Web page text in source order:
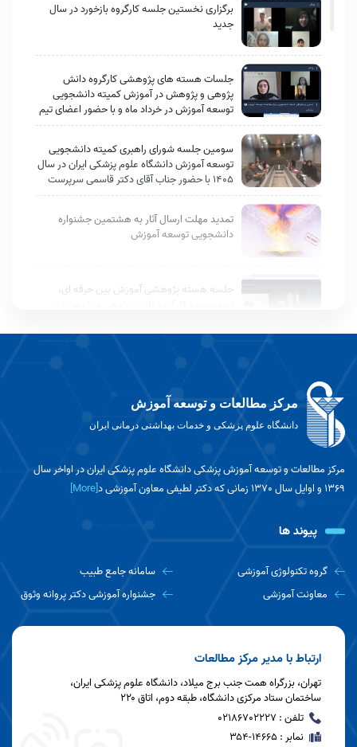
برگزاری نخستین جلسه کارگروه بازخورد در سال
جدید
جلسات هسته های پژوهشی کارگروه دانش
پژوهی و پژوهش در آموزش کمیته دانشجویی
توسعه آموزش در خرداد ماه و با حضور اعضای تیم
پژوهش و سرکار خانم دکتر زارعی (مسئول واحد
شد.
سومین جلسه شورای راهبری کمیته دانشجویی
توسعه آموزش دانشگاه علوم پزشکی ایران در سال
۱۴۰۵ با حضور جناب آقای دکتر قاسمی سرپرست
تمدید مهلت ارسال آثار به هشتمین جشنواره
دانشجویی توسعه آموزش
جلسه هسته پژوهشی آموزش بین حرفه ای،
شد
«جلسه شورای راهبری کمیته دانشجویی توسعه
جلسه معاون محترم آموزشی با اعضای مرکز
اولین جلسه هماهنگی دفاتر توسعه آموزش
توسعه آموزش دانشگاه برگزار شد
جلسه روز استاد در مرکز مطالعات و توسعه
آموزش دانشگاه برگزار شد.
مرکز مطالعات و توسعه آموزش
دانشگاه علوم پزشکی و خدمات بهداشتی درمانی ایران
مرکز مطالعات و توسعه آموزش پزشکی دانشگاه علوم پزشکی ایران در اواخر سال
1369 و اوایل سال 1370 زمانی که دکتر لطیفی معاون آموزشی د
[More]
پیوند ها
گروه تکنولوژی آموزشی
سامانه جامع طبیب
معاونت آموزشی
جشنواره آموزشی دکتر پروانه وثوق
ارتباط با مدیر مرکز مطالعات
تهران، بزرگراه همت جنب برج میلاد، دانشگاه علوم پزشکی ایران،
ساختمان ستاد مرکزی دانشگاه، طبقه دوم، اتاق ۲۲۰
تلفن : 02186702227
نمابر : ۱۴۶۶۵-۳۵۴